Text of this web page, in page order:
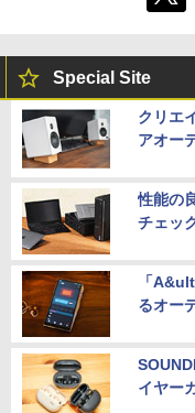
Special Site
クリエ
アオー
性能の
チェッ
「
るオー
イヤー